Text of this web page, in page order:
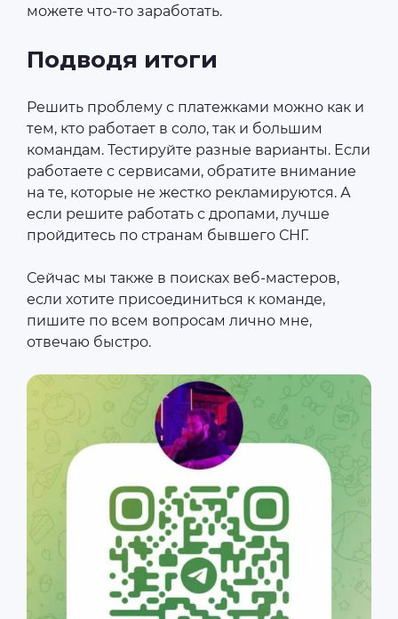
можете что-то заработать.
Подводя итоги
Решить проблему с платежками можно как и
тем, кто работает в соло, так и большим
командам. Тестируйте разные варианты. Если
работаете с сервисами, обратите внимание
на те, которые не жестко рекламируются. А
если решите работать с дропами, лучше
пройдитесь по странам бывшего СНГ.
Сейчас мы также в поисках веб-мастеров,
если хотите присоединиться к команде,
пишите по всем вопросам лично мне,
отвечаю быстро.